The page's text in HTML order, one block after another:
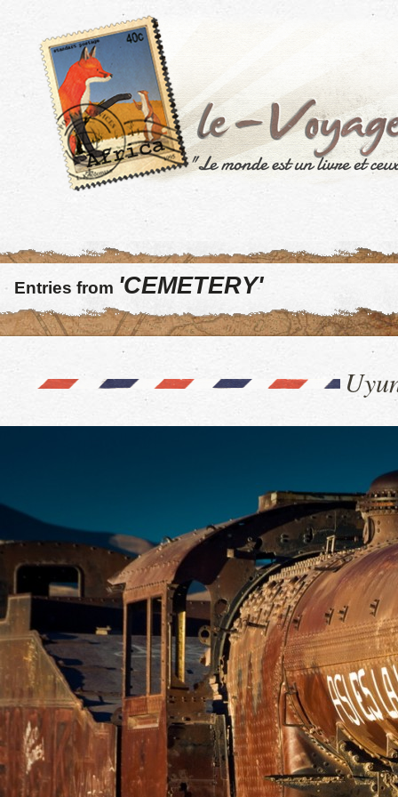
Entries from 'CEMETERY'